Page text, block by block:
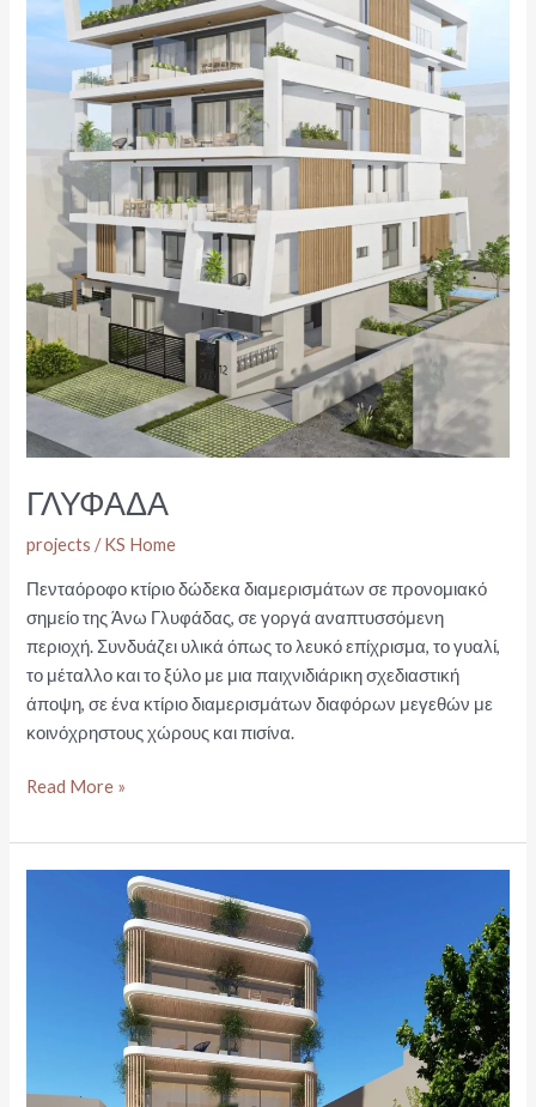
ΓΛΥΦΑΔΑ
projects /KS Home
Πενταόροφο κτίριο δώδεκα διαμερισμάτων σε προνομιακό
σημείο της Άνω Γλυφάδας, σε γοργά αναπτυσσόμενη
περιοχή. Συνδυάζει υλικά όπως το λευκό επίχρισμα, το γυαλί,
το μέταλλο και το ξύλο με μια παιχνιδιάρικη σχεδιαστική
άποψη, σε ένα κτίριο διαμερισμάτων διαφόρων μεγεθών με
κοινόχρηστους χώρους και πισίνα.
ΓΛΥΦΑΔΑ
Read More »